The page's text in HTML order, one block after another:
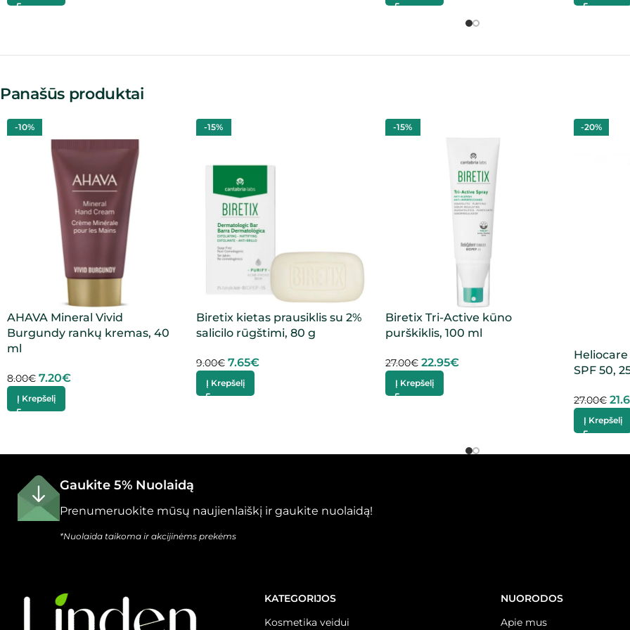
Panašūs produktai
-10%
AHAVA Mineral Vivid
Burgundy rankų kremas, 40
ml
8.00€ 7.20€
Į Krepšelį
-15%
Biretix kietas prausiklis su 2%
salicilo rūgštimi, 80 g
9.00€ 7.65€
Į Krepšelį
-15%
Biretix Tri-Active kūno
purškiklis, 100 ml
27.00€ 22.95€
Į Krepšelį
-20%
SPF 50,
27.00€
Į Krepšelį
Gaukite 5% Nuolaidą
Prenumeruokite mūsų naujienlaiškį ir gaukite nuolaidą!
*Nuolaida taikoma ir akcijinėms prekėms
KATEGORIJOS
Kosmetika veidui
NUORODOS
Apie mus